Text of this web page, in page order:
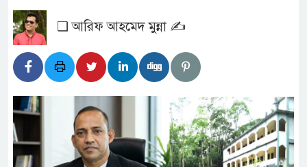
❑ আরিফ আহমেদ মুন্না ✍️